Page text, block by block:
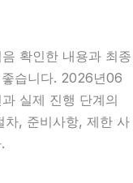
확인한 내용과 최종
습니다. 2026년06
실제 진행 단계의
차, 준비사항, 제한 사